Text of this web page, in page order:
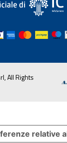
All Rights
relative